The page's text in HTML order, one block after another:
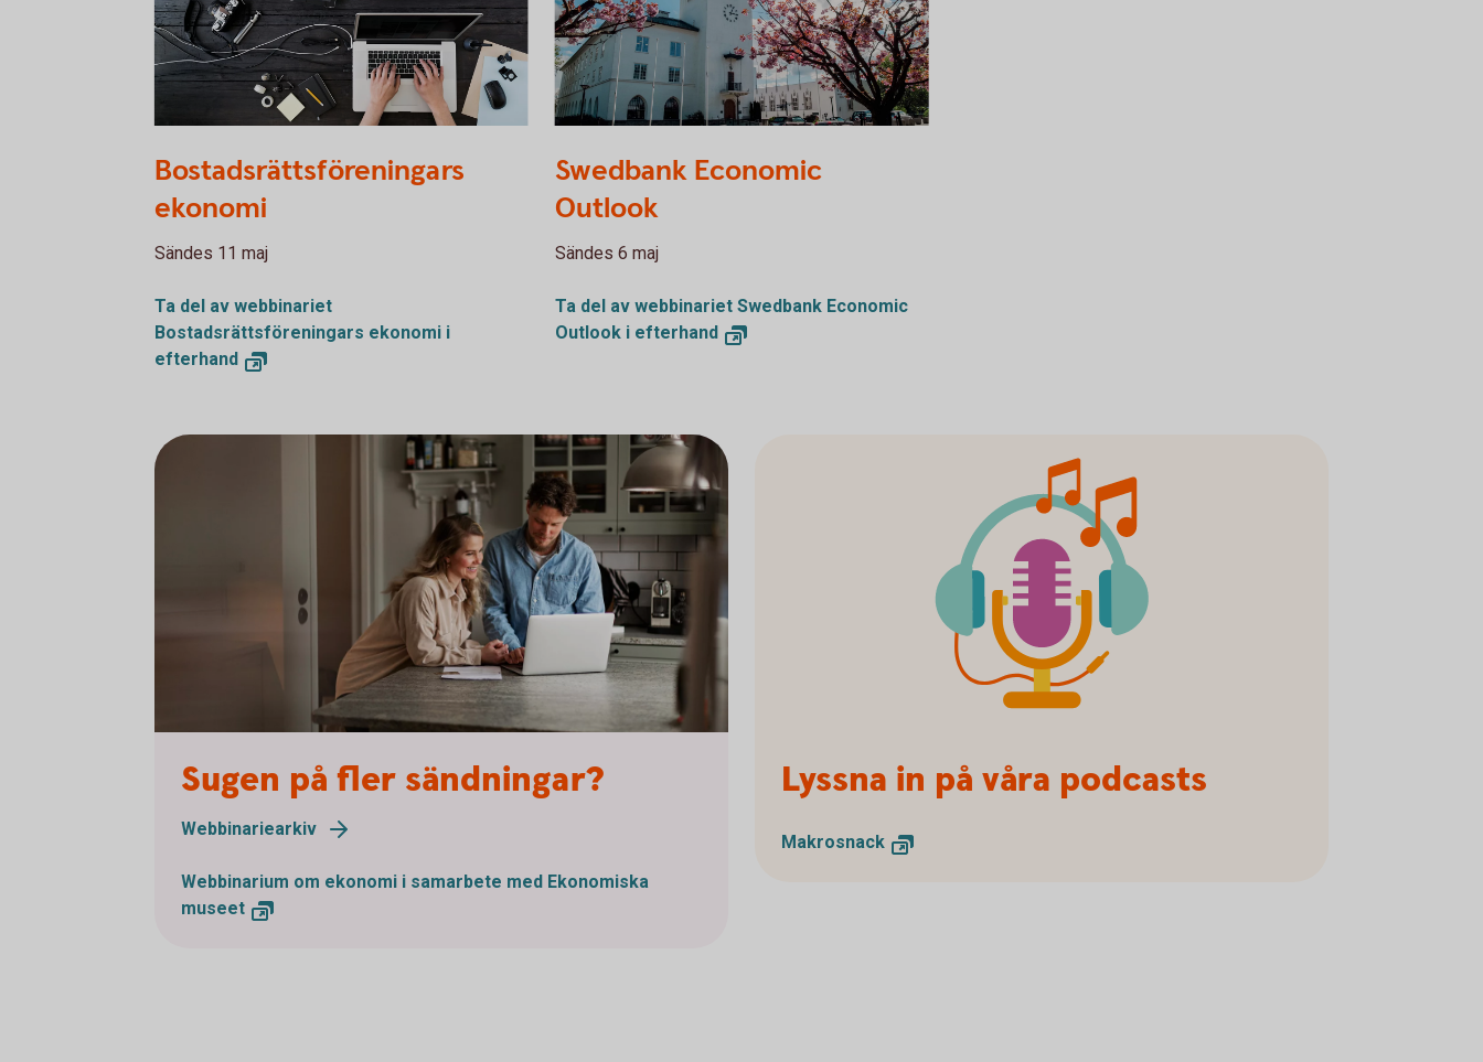
Bostadsrättsföreningars
ekonomi
Sändes 11 maj
Ta del av webbinariet
Bostadsrättsföreningars ekonomi i
efterhand
Swedbank Economic
Outlook
Sändes 6 maj
Ta del av webbinariet Swedbank Economic
Outlook i efterhand
Sugen på fler sändningar?
Webbinariearkiv
Webbinarium om ekonomi i samarbete med Ekonomiska
museet
Lyssna in på våra podcasts
Makrosnack